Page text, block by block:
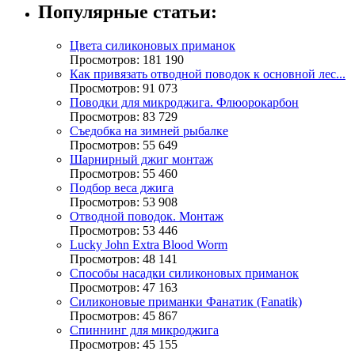
Популярные статьи:
Цвета силиконовых приманок
Просмотров: 181 190
Как привязать отводной поводок к основной лес...
Просмотров: 91 073
Поводки для микроджига. Флюорокарбон
Просмотров: 83 729
Съедобка на зимней рыбалке
Просмотров: 55 649
Шарнирный джиг монтаж
Просмотров: 55 460
Подбор веса джига
Просмотров: 53 908
Отводной поводок. Монтаж
Просмотров: 53 446
Lucky John Extra Blood Worm
Просмотров: 48 141
Способы насадки силиконовых приманок
Просмотров: 47 163
Силиконовые приманки Фанатик (Fanatik)
Просмотров: 45 867
Спиннинг для микроджига
Просмотров: 45 155